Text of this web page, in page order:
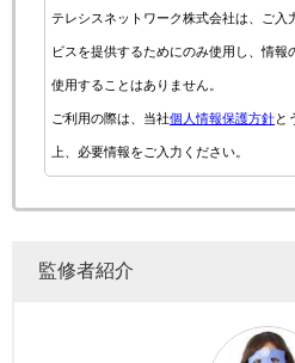
テレシスネットワーク株式会社は、ご入
ビスを提供するためにのみ使用し、情
使用することはありません。
ご利用の際は、当社個人情報保護方針と
上、必要情報をご入力ください。
監修者紹介